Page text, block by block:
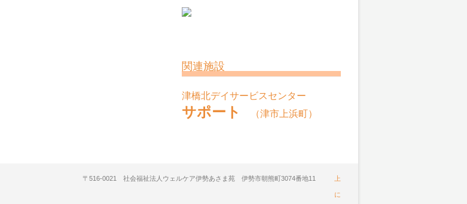
関連施設
津橋北デイサービスセンター
サポート （津市上浜町）
〒516-0021 社会福祉法人ウェルケア伊勢あさま苑 伊勢市朝熊町3074番地11 上
に